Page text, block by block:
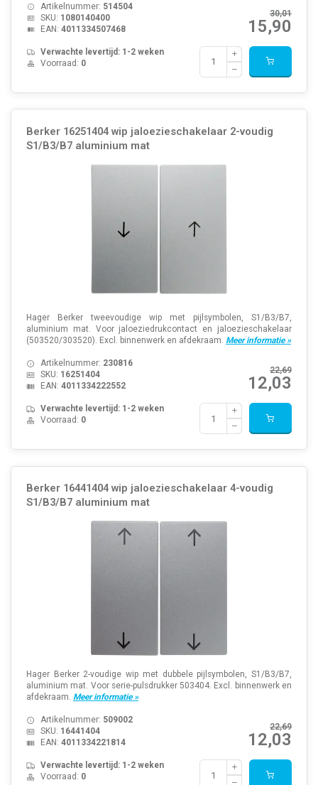
30,01
15,90
Artikelnummer: 514504
SKU: 1080140400
EAN: 4011334507468
Verwachte levertijd: 1-2 weken
Voorraad: 0
Berker 16251404 wip jaloezieschakelaar 2-voudig
S1/B3/B7 aluminium mat
Hager Berker tweevoudige wip met pijlsymbolen, S1/B3/B7,
aluminium mat. Voor jaloeziedrukcontact en jaloezieschakelaar
(503520/303520). Excl. binnenwerk en afdekraam. Meer informatie »
22,69
12,03
Artikelnummer: 230816
SKU: 16251404
EAN: 4011334222552
Verwachte levertijd: 1-2 weken
Voorraad: 0
Berker 16441404 wip jaloezieschakelaar 4-voudig
S1/B3/B7 aluminium mat
Hager Berker 2-voudige wip met dubbele pijlsymbolen, S1/B3/B7,
aluminium mat. Voor serie-pulsdrukker 503404. Excl. binnenwerk en
afdekraam. Meer informatie »
22,69
12,03
Artikelnummer: 509002
SKU: 16441404
EAN: 4011334221814
Verwachte levertijd: 1-2 weken
Voorraad: 0